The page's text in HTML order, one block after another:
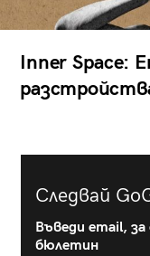
Inner Space:
Следвай
Въведи email,
бюлетин